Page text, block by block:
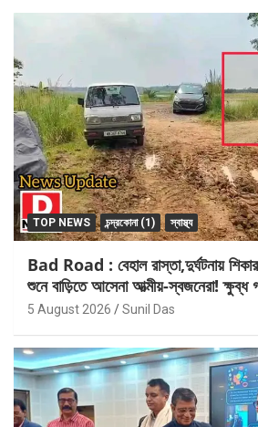
TOP NEWS চন্দ্রকোনা (1) স্বাস্থ্য
Bad Road : বেহাল রাস্তা,দুর্ঘটনায় শিকার
শুনে বাড়িতে আসেনা আত্মীয়-স্বজনেরা! ক্ষুব্ধ
5 August 2026 Sunil Das